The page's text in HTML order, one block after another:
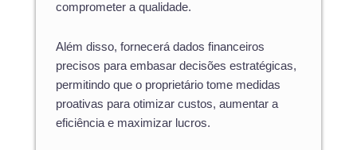
comprometer a qualidade.
Além disso, fornecerá dados financeiros
precisos para embasar decisões estratégicas,
permitindo que o proprietário tome medidas
proativas para otimizar custos, aumentar a
eficiência e maximizar lucros.